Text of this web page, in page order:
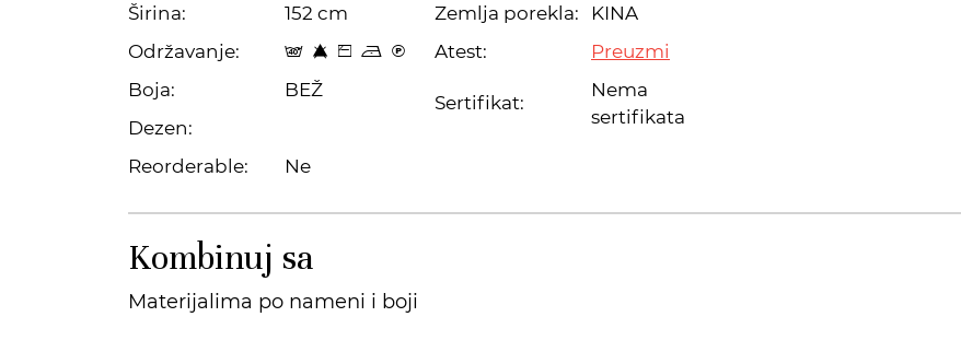
Širina:
152 cm
Održavanje:
t 8 Z o C
Boja:
BEŽ
Dezen:
Reorderable:
Ne
Zemlja porekla:
KINA
Atest:
Preuzmi
Sertifikat:
Nema
sertifikata
Kombinuj sa
Materijalima po nameni i boji